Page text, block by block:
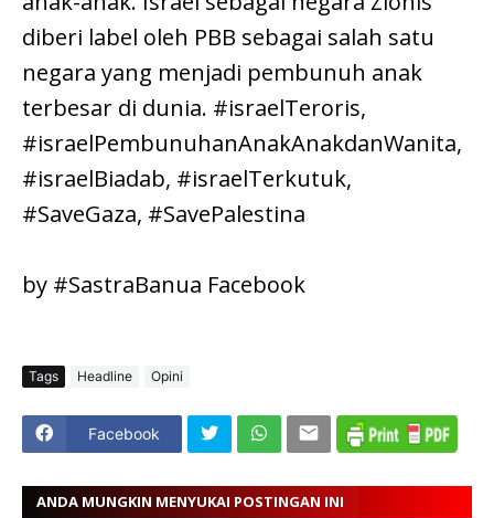
diberi label oleh PBB sebagai salah satu
negara yang menjadi pembunuh anak
terbesar di dunia. #israelTeroris,
#israelPembunuhanAnakAnakdanWanita,
#israelBiadab, #israelTerkutuk,
#SaveGaza, #SavePalestina
by #SastraBanua Facebook
Tags Headline Opini
Facebook
ANDA MUNGKIN MENYUKAI POSTINGAN INI